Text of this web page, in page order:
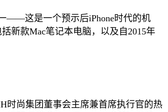
——这是一个预示后iPhone时代的机
新款Mac笔记本电脑，以及自2015年
时尚集团董事会主席兼首席执行官的热